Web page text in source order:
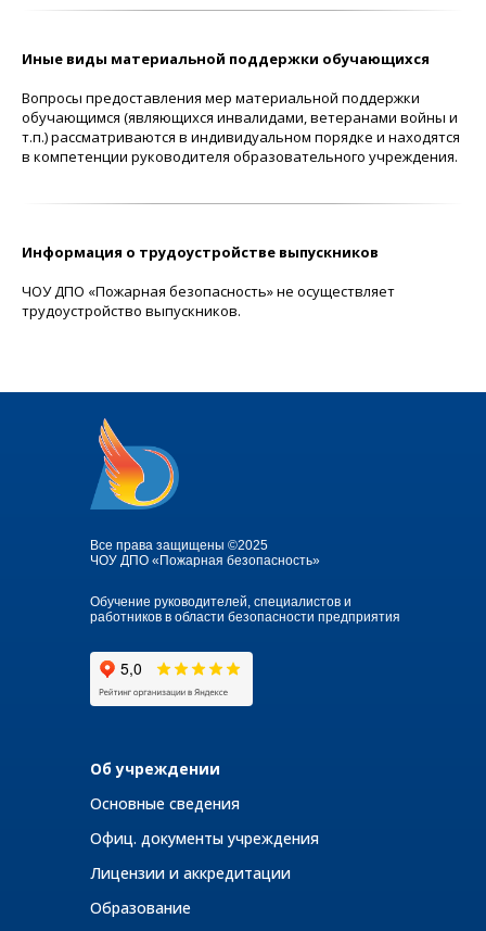
Иные виды материальной поддержки обучающихся
Вопросы предоставления мер материальной поддержки
обучающимся (являющихся инвалидами, ветеранами войны и
т.п.) рассматриваются в индивидуальном порядке и находятся
в компетенции руководителя образовательного учреждения.
Информация о трудоустройстве выпускников
ЧОУ ДПО «Пожарная безопасность» не осуществляет
трудоустройство выпускников.
Об учреждении
Основные сведения
Офиц. документы учреждения
Лицензии и аккредитации
Образование
Все права защищены ©2025
ЧОУ ДПО «Пожарная безопасность»
Обучение руководителей, специалистов и
работников в области безопасности предприятия